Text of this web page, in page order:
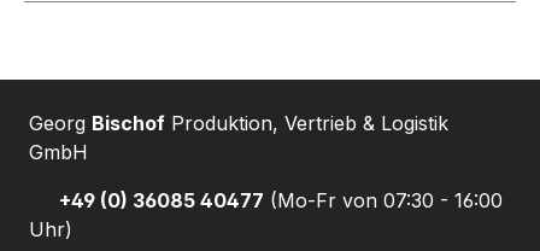
Georg Bischof Produktion, Vertrieb & Logistik
GmbH
+49 (0) 36085 40477 (Mo-Fr von 07:30 - 16:00
Uhr)